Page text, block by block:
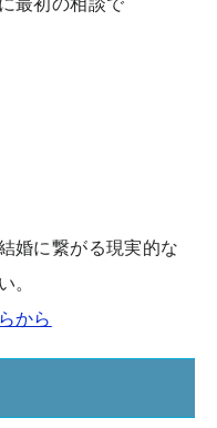
婚に繋がる現実的な
。
から